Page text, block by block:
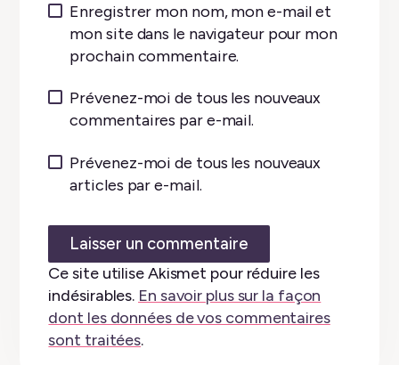
Enregistrer mon nom, mon e-mail et
mon site dans le navigateur pour mon
prochain commentaire.
Prévenez-moi de tous les nouveaux
commentaires par e-mail.
Prévenez-moi de tous les nouveaux
articles par e-mail.
Ce site utilise Akismet pour réduire les
indésirables. En savoir plus sur la façon
dont les données de vos commentaires
sont traitées.